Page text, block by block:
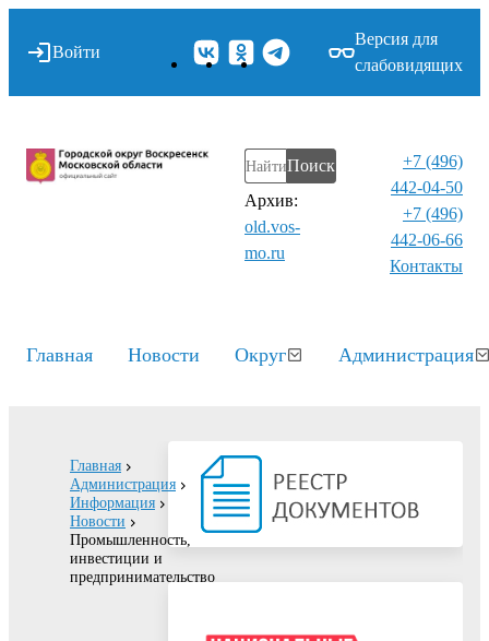
Войти
Версия для
слабовидящих
Поиск
Архив:
old.vos-
mo.ru
+7 (496)
442-04-50
+7 (496)
442-06-66
Контакты⁠
Главная Новости Округ Администрация
Главная
Администрация
Информация
Новости
Промышленность,
инвестиции и
предпринимательство